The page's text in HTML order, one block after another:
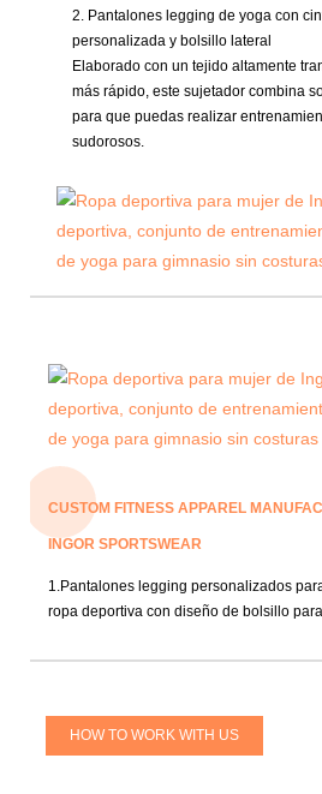
2. Pantalones legging de yoga con
personalizada y bolsillo lateral
Elaborado con un tejido altamente
más rápido, este sujetador combina
para que puedas realizar
sudorosos.
CUSTOM FITNESS APPAREL
INGOR SPORTSWEAR
1.Pantalones legging personalizados
ropa deportiva con diseño de bolsillo
HOW TO WORK WITH US